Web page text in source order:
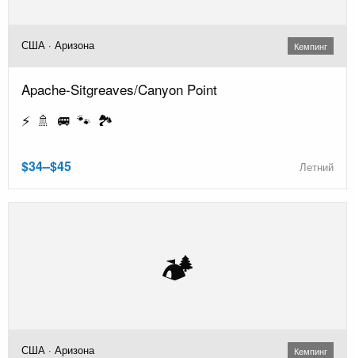
США · Аризона Кемпинг
Apache-Sitgreaves/Canyon Point
⚡ 🚿 🚐 🐾 🏞️
$34–$45 Летний
🏕️
США · Аризона Кемпинг